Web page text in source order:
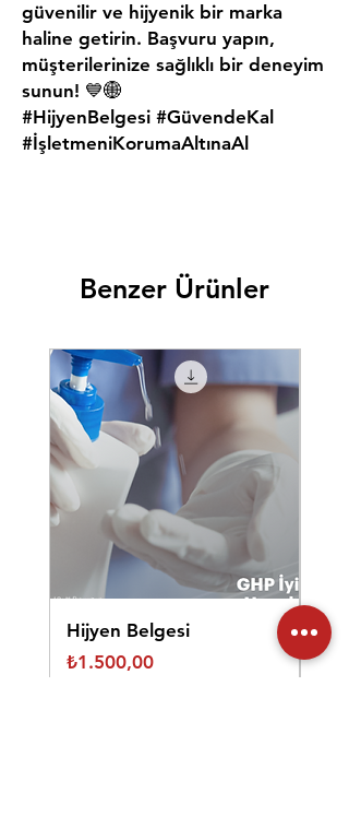
güvenilir ve hijyenik bir marka
haline getirin. Başvuru yapın,
müşterilerinize sağlıklı bir deneyim
sunun! 💙🌐
#HijyenBelgesi #GüvendeKal
#İşletmeniKorumaAltınaAl
Benzer Ürünler
Hijyen Belgesi
Fiyat
₺1.500,00